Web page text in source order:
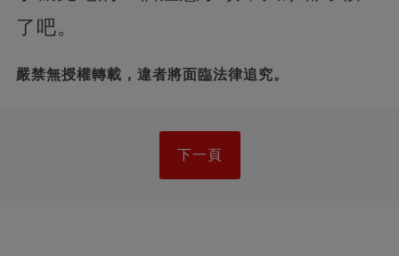
了吧。
嚴禁無授權轉載，違者將面臨法律追究。
下一頁